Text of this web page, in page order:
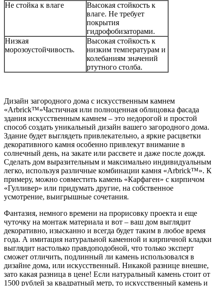
Не стойка к влаге
Высокая стойкость к
влаге. Не требует
покрытия
гидрофобизаторами.
Низкая
морозоустойчивость.
Высокая стойкость к
низким температурам и
колебаниям значений
ртутного столба.
Дизайн загородного дома с искусственным камнем
«Arbrick™»Частичная или полноценная облицовка фасада
здания искусственным камнем – это недорогой и простой
способ создать уникальный дизайн вашего загородного дома.
Здание будет выглядеть привлекательно, а яркие расцветки
декоративного камня особенно привлекут внимание в
солнечный день, на закате или рассвете и даже после дождя.
Сделать дом выразительным и максимально индивидуальным
легко, используя различные комбинации камня «Arbrick™». К
примеру, можно совместить камень «Карфаген» с кирпичом
«Гулливер» или придумать другие, на собственное
усмотрение, выигрышные сочетания.
Фантазия, немного времени на прорисовку проекта и еще
чуточку на монтаж материала и вот – ваш дом выглядит
декоративно, изысканно и всегда будет таким в любое время
года. А имитация натуральной каменной и кирпичной кладки
выглядит настолько правдоподобной, что только эксперт
сможет отличить, подлинный ли камень использовался в
дизайне дома, или искусственный. Никакой разнице внешне,
зато какая разница в цене! Если натуральный камень стоит от
1500 рублей за квадратный метр, то искусственный камень и